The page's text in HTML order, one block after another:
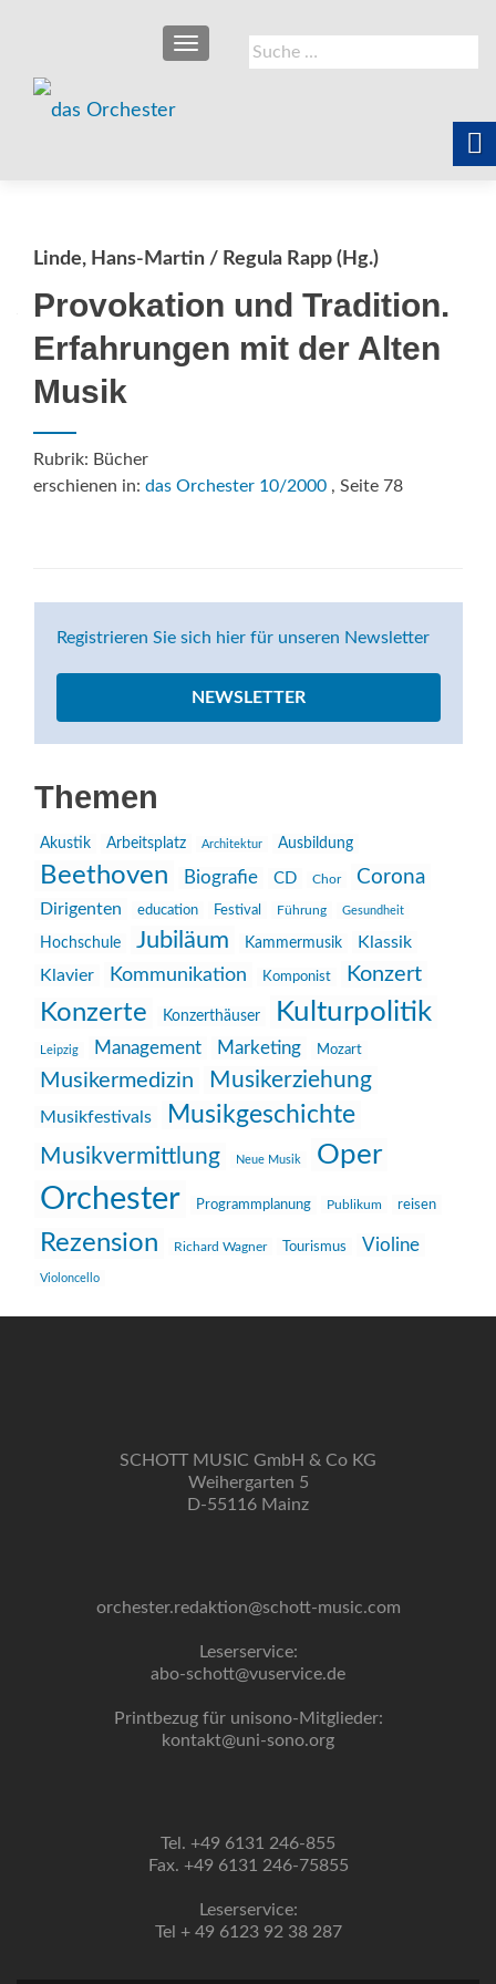
Suche
nach:
SCHALTE NAVIGATION
Linde, Hans-Martin / Regula Rapp (Hg.)
Provokation und Tradition.
Erfahrungen mit der Alten
Musik
Rubrik: Bücher
erschienen in: das Orchester 10/2000 , Seite 78
Registrieren Sie sich hier für unseren Newsletter
NEWSLETTER
Themen
Akustik Arbeitsplatz Architektur Ausbildung
Beethoven Biografie CD Chor Corona
Dirigenten education Festival Führung Gesundheit
Hochschule Jubiläum Kammermusik
Klassik
Klavier
Kommunikation Komponist Konzert
Konzerte Konzerthäuser Kulturpolitik
Leipzig Management Marketing Mozart
Musikermedizin Musikerziehung
Musikfestivals Musikgeschichte
Musikvermittlung Neue Musik Oper
Orchester Programmplanung Publikum reisen
Rezension Richard Wagner Tourismus Violine
Violoncello
SCHOTT MUSIC GmbH & Co KG
Weihergarten 5
D-55116 Mainz
orchester.redaktion@schott-music.com
Leserservice:
abo-schott@vuservice.de
Printbezug für unisono-Mitglieder:
kontakt@uni-sono.org
Tel. +49 6131 246-855
Fax. +49 6131 246-75855
Leserservice:
Tel + 49 6123 92 38 287